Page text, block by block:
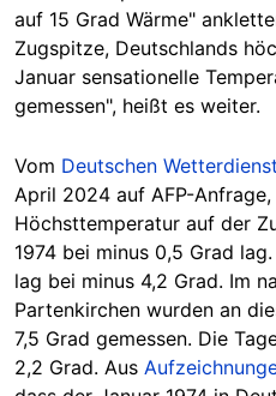
auf 15 Grad Wärme"
Zugspitze, Deutschlands
Januar sensationelle
gemessen", heißt es weiter.
Vom Deutschen
April 2024 auf AFP-
Höchsttemperatur auf der
1974 bei minus 0,5 Grad
lag bei minus 4,2 Grad. Im
Partenkirchen wurden an
7,5 Grad gemessen. Die
2,2 Grad. Aus